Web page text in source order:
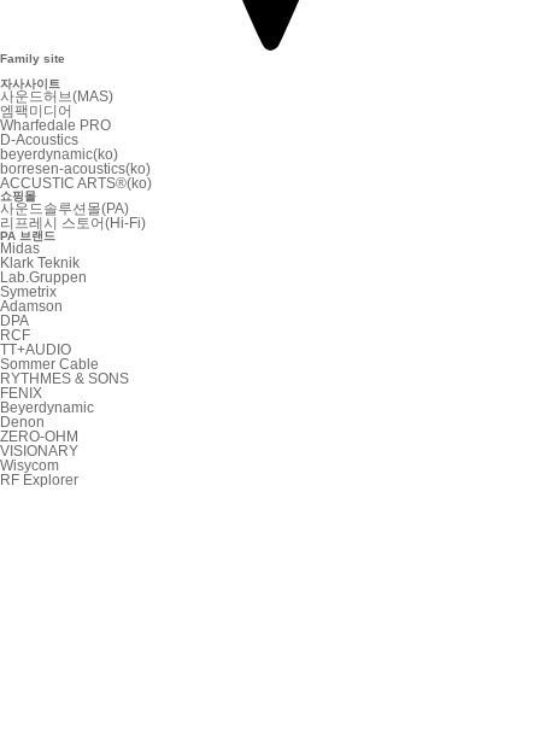
Family site
자사사이트
사운드허브(MAS)
엠팩미디어
Wharfedale PRO
D-Acoustics
beyerdynamic(ko)
borresen-acoustics(ko)
ACCUSTIC ARTS®(ko)
쇼핑몰
사운드솔루션몰(PA)
리프레시 스토어(Hi-Fi)
PA 브랜드
Midas
Klark Teknik
Lab.Gruppen
Symetrix
Adamson
DPA
RCF
TT+AUDIO
Sommer Cable
RYTHMES & SONS
FENIX
Beyerdynamic
Denon
ZERO-OHM
VISIONARY
Wisycom
RF Explorer